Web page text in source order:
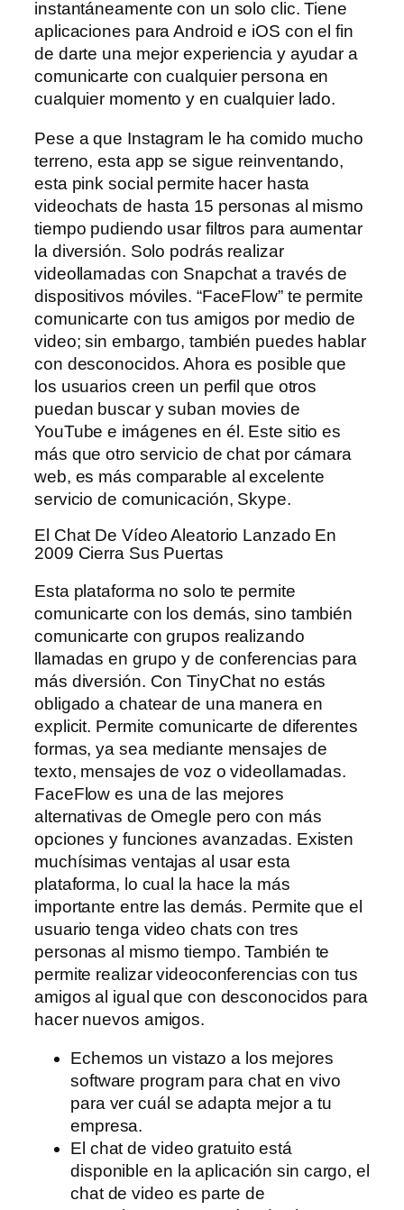
instantáneamente con un solo clic. Tiene
aplicaciones para Android e iOS con el fin
de darte una mejor experiencia y ayudar a
comunicarte con cualquier persona en
cualquier momento y en cualquier lado.
Pese a que Instagram le ha comido mucho
terreno, esta app se sigue reinventando,
esta pink social permite hacer hasta
videochats de hasta 15 personas al mismo
tiempo pudiendo usar filtros para aumentar
la diversión. Solo podrás realizar
videollamadas con Snapchat a través de
dispositivos móviles. “FaceFlow” te permite
comunicarte con tus amigos por medio de
video; sin embargo, también puedes hablar
con desconocidos. Ahora es posible que
los usuarios creen un perfil que otros
puedan buscar y suban movies de
YouTube e imágenes en él. Este sitio es
más que otro servicio de chat por cámara
web, es más comparable al excelente
servicio de comunicación, Skype.
El Chat De Vídeo Aleatorio Lanzado En
2009 Cierra Sus Puertas
Esta plataforma no solo te permite
comunicarte con los demás, sino también
comunicarte con grupos realizando
llamadas en grupo y de conferencias para
más diversión. Con TinyChat no estás
obligado a chatear de una manera en
explicit. Permite comunicarte de diferentes
formas, ya sea mediante mensajes de
texto, mensajes de voz o videollamadas.
FaceFlow es una de las mejores
alternativas de Omegle pero con más
opciones y funciones avanzadas. Existen
muchísimas ventajas al usar esta
plataforma, lo cual la hace la más
importante entre las demás. Permite que el
usuario tenga video chats con tres
personas al mismo tiempo. También te
permite realizar videoconferencias con tus
amigos al igual que con desconocidos para
hacer nuevos amigos.
Echemos un vistazo a los mejores
software program para chat en vivo
para ver cuál se adapta mejor a tu
empresa.
El chat de video gratuito está
disponible en la aplicación sin cargo, el
chat de video es parte de